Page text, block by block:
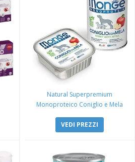
Natural Superpremium
Monoproteico Coniglio e Mela
VEDI PREZZI